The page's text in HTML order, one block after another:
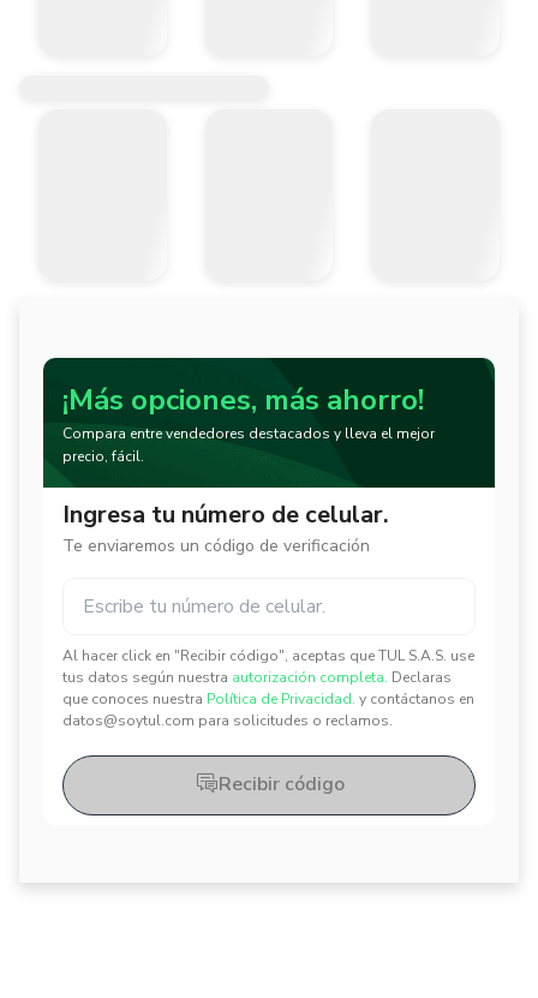
¡Más opciones, más ahorro!
Compara entre vendedores destacados y lleva el mejor
precio, fácil.
Ingresa tu número de celular.
Te enviaremos un código de verificación
Al hacer click en "Recibir código", aceptas que TUL S.A.S. use
tus datos según nuestra autorización completa. Declaras
que conoces nuestra Política de Privacidad. y contáctanos en
datos@soytul.com para solicitudes o reclamos.
✕
✕
Recibir código